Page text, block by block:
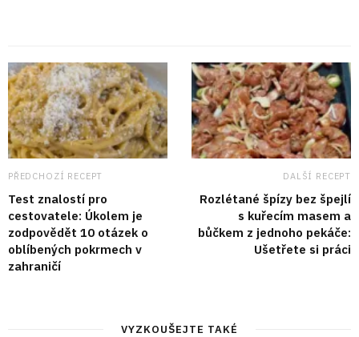
PŘEDCHOZÍ RECEPT
Test znalostí pro
cestovatele: Úkolem je
zodpovědět 10 otázek o
oblíbených pokrmech v
zahraničí
DALŠÍ RECEPT
Rozlétané špízy bez špejlí
s kuřecím masem a
bůčkem z jednoho pekáče:
Ušetřete si práci
VYZKOUŠEJTE TAKÉ